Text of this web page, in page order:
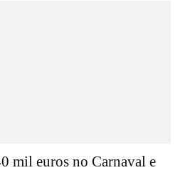
mil euros no Carnaval e